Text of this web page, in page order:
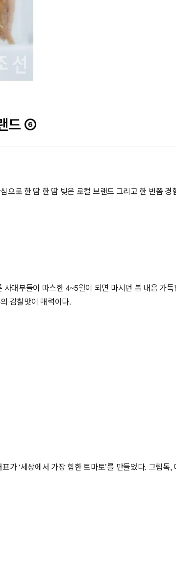
드 ⑥
으로 한 땀 한 땀 빚은 로컬 브랜드 그리고 한 번쯤 경
대부들이 따스한 4~5월이 되면 마시던 봄 내음 가
감칠맛이 매력이다.
‘세상에서 가장 힙한 토마토’를 만들었다. 그립